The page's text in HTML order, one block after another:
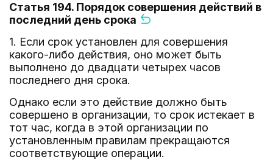
Статья 194. Порядок совершения действий в
последний день срока
1. Если срок установлен для совершения
какого-либо действия, оно может быть
выполнено до двадцати четырех часов
последнего дня срока.
Однако если это действие должно быть
совершено в организации, то срок истекает в
тот час, когда в этой организации по
установленным правилам прекращаются
соответствующие операции.